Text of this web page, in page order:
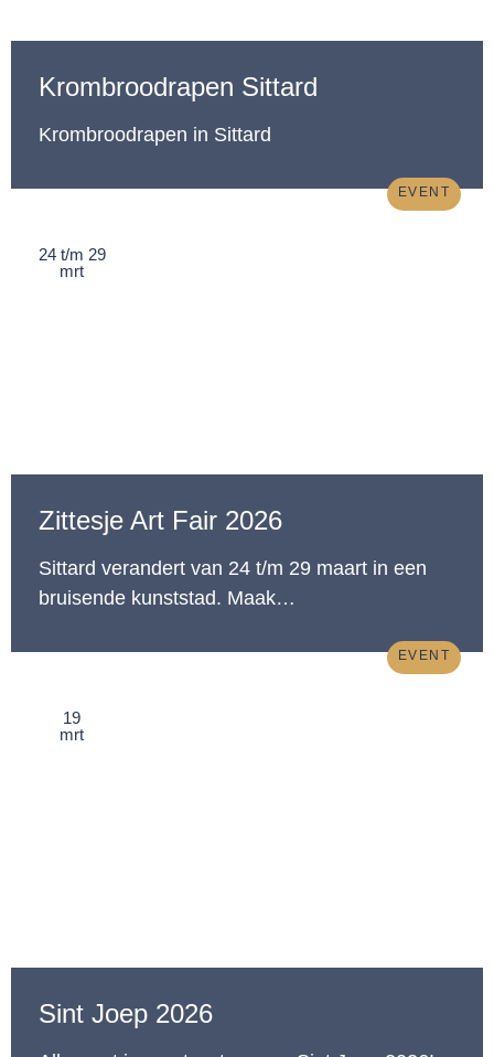
Krombroodrapen Sittard
Krombroodrapen in Sittard
EVENT
24 t/m 29
mrt
Zittesje Art Fair 2026
Sittard verandert van 24 t/m 29 maart in een
bruisende kunststad. Maak…
EVENT
19
mrt
Sint Joep 2026